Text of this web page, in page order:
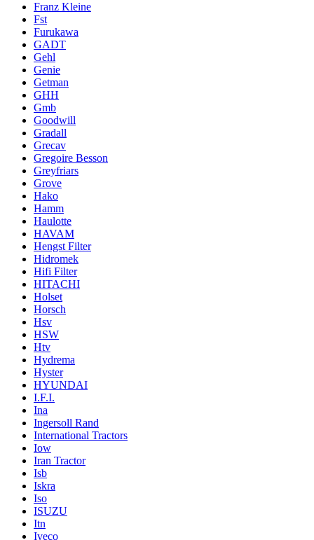
Franz Kleine
Fst
Furukawa
GADT
Gehl
Genie
Getman
GHH
Gmb
Goodwill
Gradall
Grecav
Gregoire Besson
Greyfriars
Grove
Hako
Hamm
Haulotte
HAVAM
Hengst Filter
Hidromek
Hifi Filter
HITACHI
Holset
Horsch
Hsv
HSW
Htv
Hydrema
Hyster
HYUNDAI
I.F.I.
Ina
Ingersoll Rand
International Tractors
Iow
Iran Tractor
Isb
Iskra
Iso
ISUZU
Itn
Iveco